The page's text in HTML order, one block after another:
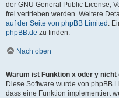
der GNU General Public License,
frei vertrieben werden. Weitere
auf der Seite von phpBB Limited .
phpBB.de zu finden.
Nach oben
Warum ist Funktion x oder y nicht
Diese Software wurde von phpBB
dass eine Funktion implementiert